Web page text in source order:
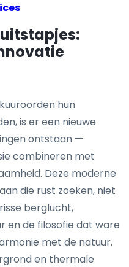
hun
is er een nieuwe
ontstaan —
combineren met
Deze moderne
die rust zoeken, niet
berglucht,
en de filosofie dat ware
met de natuur.
en thermale